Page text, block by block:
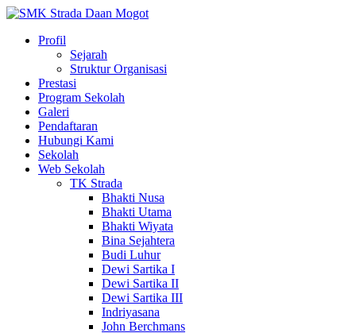
Profil
Sejarah
Struktur Organisasi
Prestasi
Program Sekolah
Galeri
Pendaftaran
Hubungi Kami
Sekolah
Web Sekolah
TK Strada
Bhakti Nusa
Bhakti Utama
Bhakti Wiyata
Bina Sejahtera
Budi Luhur
Dewi Sartika I
Dewi Sartika II
Dewi Sartika III
Indriyasana
John Berchmans